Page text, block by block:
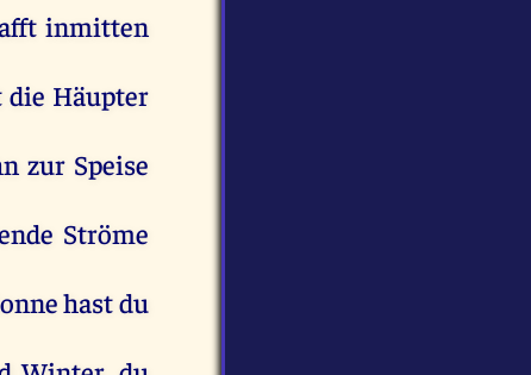
inmitten
die Häupter
zur Speise
Ströme
hastdu